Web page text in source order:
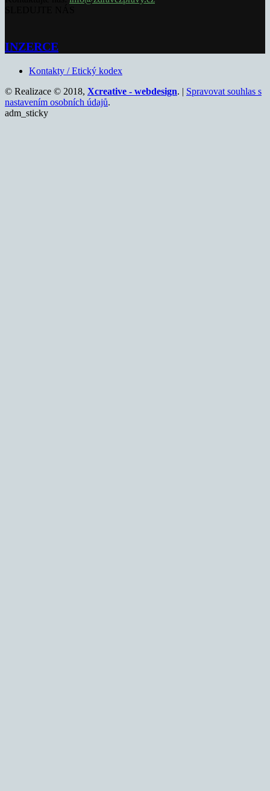
INZERCE
Kontakty / Etický kodex
© Realizace © 2018, Xcreative - webdesign. | Spravovat souhlas s
nastavením osobních údajů.
adm_sticky